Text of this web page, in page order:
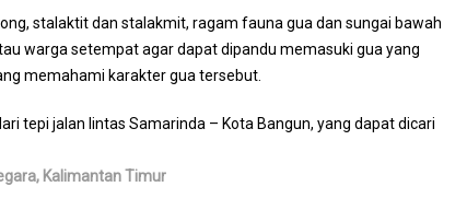
stalaktit dan stalakmit, ragam fauna gua dan sungai bawah
warga setempat agar dapat dipandu memasuki gua yang
memahami karakter gua tersebut.
tepi jalan lintas Samarinda – Kota Bangun, yang dapat dicari
Kalimantan Timur